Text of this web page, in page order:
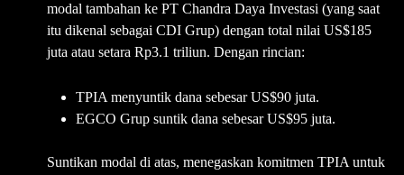
modal tambahan ke PT Chandra Daya Investasi (yang saat
itu dikenal sebagai CDI Grup) dengan total nilai US$185
juta atau setara Rp3.1 triliun. Dengan rincian:
TPIA menyuntik dana sebesar US$90 juta.
EGCO Grup suntik dana sebesar US$95 juta.
Suntikan modal di atas, menegaskan komitmen TPIA untuk